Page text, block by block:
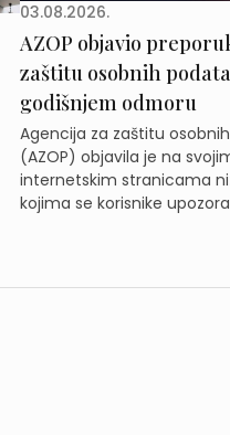
03.08.2026.
AZOP objavio
zaštitu osobnih
godišnjem odmoru
Agencija za zaštitu
(AZOP) objavila je na
internetskim stranicama
kojima se korisnike